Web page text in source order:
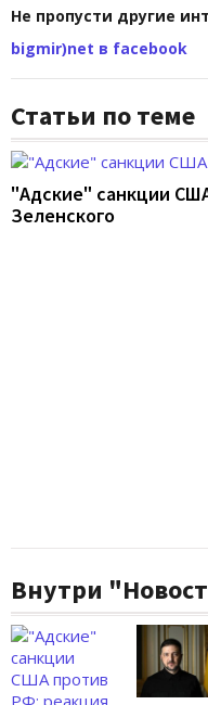
Не пропусти другие
bigmir)net в facebook
Статьи по теме
"Адские" санкции
Зеленского
Внутри